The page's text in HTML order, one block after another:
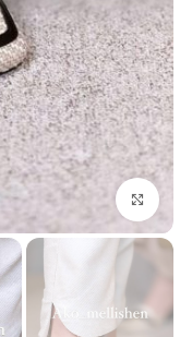
بزرگنمایی تصویر